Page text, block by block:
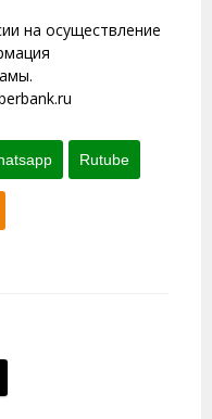
на осуществление
Rutube